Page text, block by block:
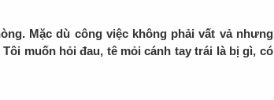
Mặc dù công việc không phải vất vả nhưng
muốn hỏi đau, tê mỏi cánh tay trái là bị gì, có